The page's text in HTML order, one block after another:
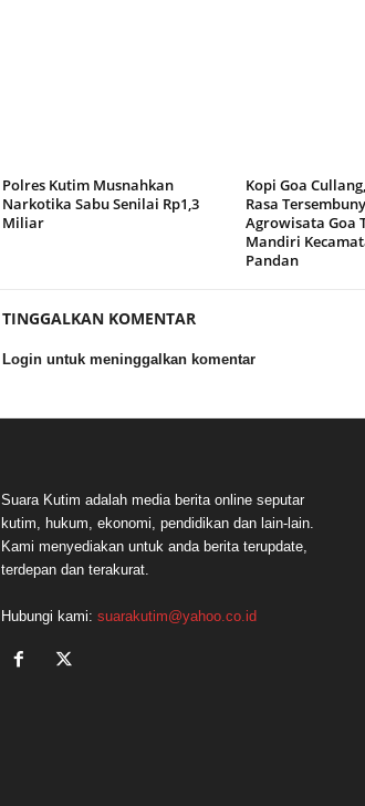
Polres Kutim Musnahkan
Narkotika Sabu Senilai Rp1,3
Miliar
Kopi Goa
Rasa
Agrowisata Goa
Mandiri
Pandan
TINGGALKAN KOMENTAR
Login untuk meninggalkan komentar
Suara Kutim adalah media berita online seputar
kutim, hukum, ekonomi, pendidikan dan lain-lain.
Kami menyediakan untuk anda berita terupdate,
terdepan dan terakurat.
Hubungi kami: suarakutim@yahoo.co.id